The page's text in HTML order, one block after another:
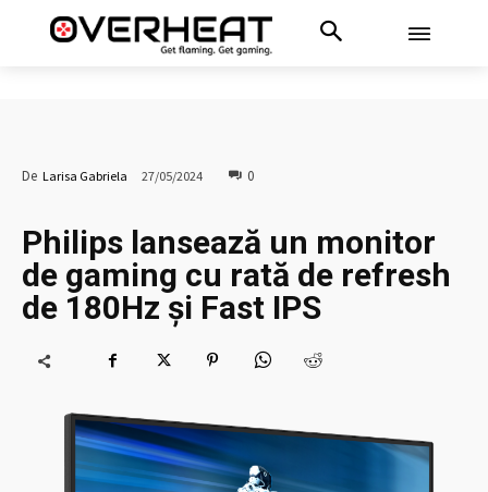
De Larisa Gabriela 27/05/2024 0
Philips lansează un monitor
de gaming cu rată de refresh
de 180Hz și Fast IPS